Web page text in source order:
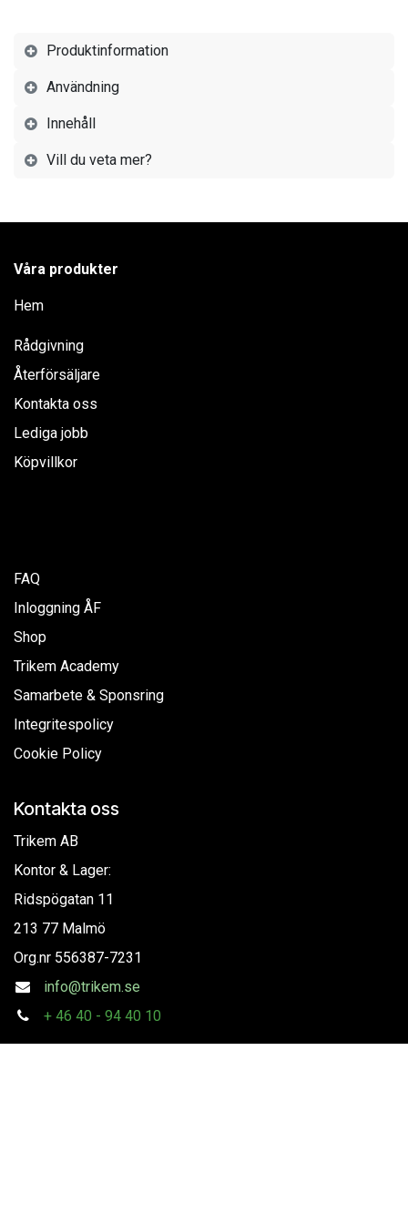
Produktinformation
Användning
Innehåll
Vill du veta mer?
Våra produkter
Hem
Rådgivning
Återförsäljare
Kontakta oss
Lediga jobb
Köpvillkor
FAQ
Inloggning ÅF
Shop
Trikem Academy
Samarbete & Sponsring
Integritespolicy
Cookie Policy
Kontakta oss
Trikem AB
Kontor & Lager:
Ridspögatan 11
213 77 Malmö
Org.nr 556387-7231
info@trikem.se
+ 46 40 - 94 40 10